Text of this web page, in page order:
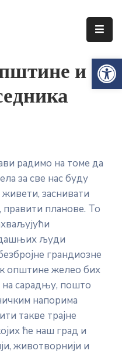
и
радимо на томе да
за све нас буду
заснивати
планове. То
људи
грандиозне
општине желео бих
на сарадњу, пошто
напорима
такве трајне
ће наш град и
животворнији и